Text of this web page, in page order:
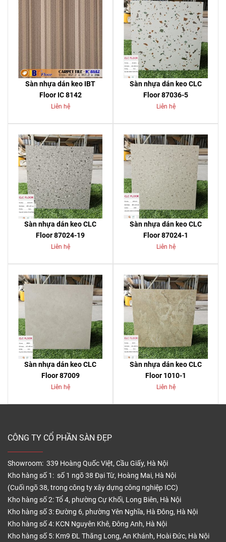
Sàn nhựa dán keo IBT
Floor IC 8142
Liên hệ
Sàn nhựa dán keo CLC
Floor 87036-5
Liên hệ
Sàn nhựa dán keo CLC
Floor 87024-19
Liên hệ
Sàn nhựa dán keo CLC
Floor 87024-1
Liên hệ
Sàn nhựa dán keo CLC
Floor 87009
Liên hệ
Sàn nhựa dán keo CLC
Floor 1010-1
Liên hệ
CÔNG TY CỔ PHẦN SÀN ĐẸP
Showroom: 339 Hoàng Quốc Việt, Cầu Giấy, Hà Nội
Kho hàng số 1: số 1 ngõ 38 Đại Từ, Hoàng Mai, Hà Nội
(Cuối ngõ 38, trong công ty xây dựng công nghiệp ICC)
Kho hàng số 2: Tổ 4, phường Cự Khối, Long Biên, Hà Nội
Kho hàng số 3: Đường 6, phường Yên Nghĩa, Hà Đông, Hà Nội
Kho hàng số 4: KCN Nguyên Khê, Đông Anh, Hà Nội
Kho hàng số 5: Km9 ĐL Thăng Long, An Khánh, Hoài Đức, Hà Nội